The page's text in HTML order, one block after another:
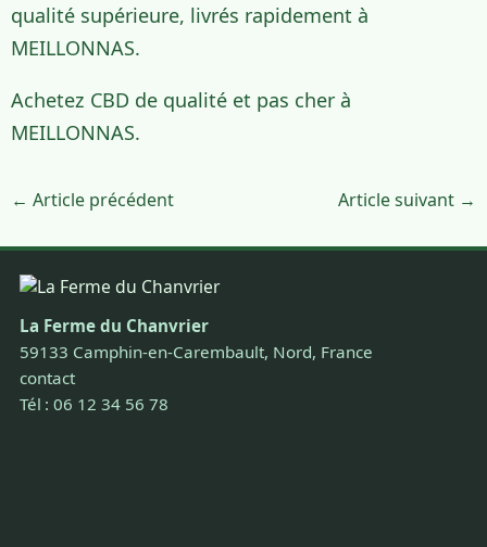
qualité supérieure, livrés rapidement à
MEILLONNAS.
Achetez CBD de qualité et pas cher à
MEILLONNAS.
← Article précédent Article suivant →
La Ferme du Chanvrier
59133 Camphin-en-Carembault, Nord, France
contact
Tél : 06 12 34 56 78